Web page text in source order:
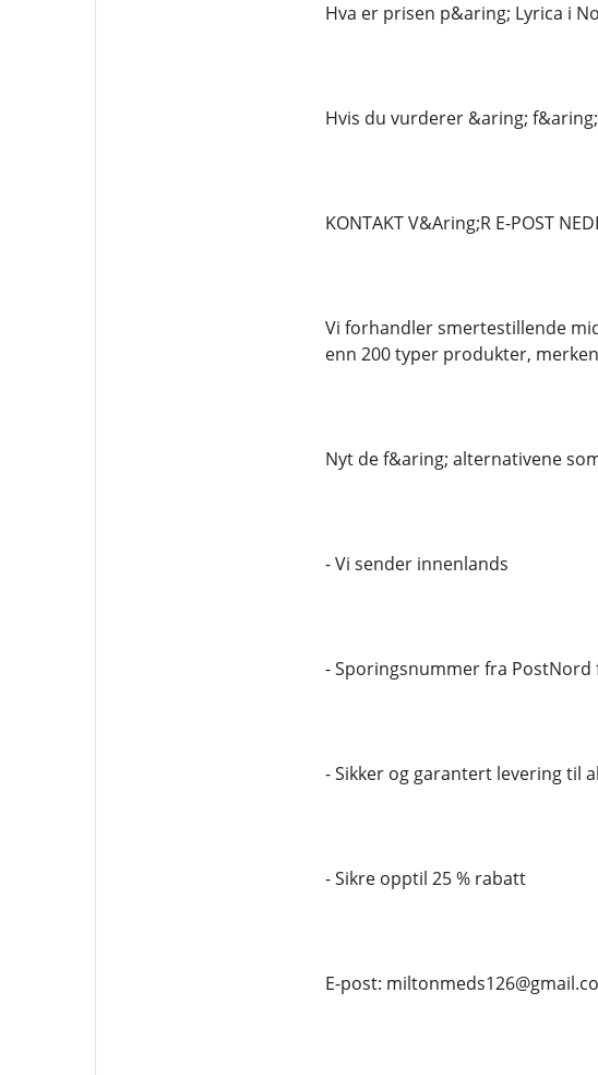
Hva er prisen p&aring; Lyrica i
Hvis du vurderer &aring;
KONTAKT V&Aring;R E-POST
Vi forhandler smertestillende
enn 200 typer produkter,
Nyt de f&aring; alternativene
- Vi sender innenlands
- Sporingsnummer fra PostNord
- Sikker og garantert levering til
- Sikre opptil 25 % rabatt
E-post: